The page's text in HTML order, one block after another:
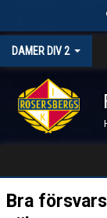
DAMER DIV 2
STARTSIDA
Bra